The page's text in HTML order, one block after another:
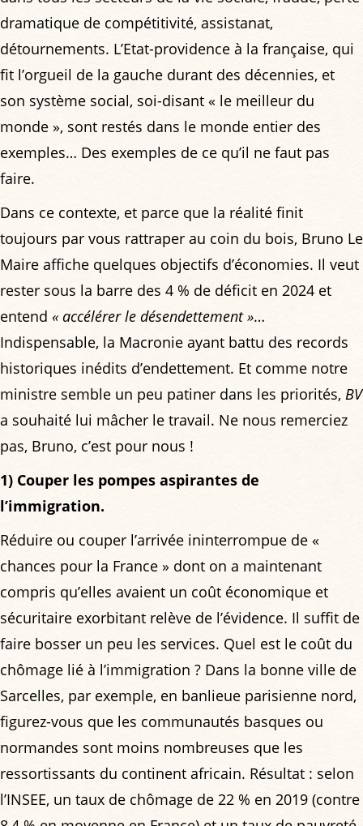
dramatique de compétitivité, assistanat,
détournements. L’Etat-providence à la française, qui
fit l’orgueil de la gauche durant des décennies, et
son système social, soi-disant « le meilleur du
monde », sont restés dans le monde entier des
exemples… Des exemples de ce qu’il ne faut pas
faire.
Dans ce contexte, et parce que la réalité finit
toujours par vous rattraper au coin du bois, Bruno Le
Maire affiche quelques objectifs d’économies. Il veut
rester sous la barre des 4 % de déficit en 2024 et
entend « accélérer le désendettement »…
Indispensable, la Macronie ayant battu des records
historiques inédits d’endettement. Et comme notre
ministre semble un peu patiner dans les priorités, BV
a souhaité lui mâcher le travail. Ne nous remerciez
pas, Bruno, c’est pour nous !
1) Couper les pompes aspirantes de
l’immigration.
Réduire ou couper l’arrivée ininterrompue de «
chances pour la France » dont on a maintenant
compris qu’elles avaient un coût économique et
sécuritaire exorbitant relève de l’évidence. Il suffit de
faire bosser un peu les services. Quel est le coût du
chômage lié à l’immigration ? Dans la bonne ville de
Sarcelles, par exemple, en banlieue parisienne nord,
figurez-vous que les communautés basques ou
normandes sont moins nombreuses que les
ressortissants du continent africain. Résultat : selon
l’INSEE, un taux de chômage de 22 % en 2019 (contre